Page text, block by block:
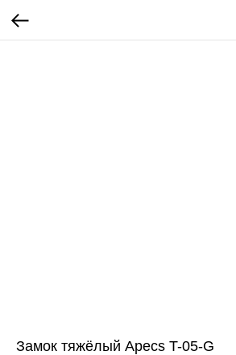
Замок тяжёлый Apecs T-05-G